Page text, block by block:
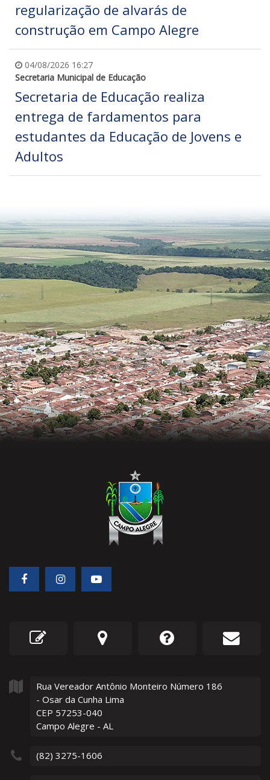
regularização de alvarás de
construção em Campo Alegre
04/08/2026 16:27
Secretaria Municipal de Educação
Secretaria de Educação realiza
entrega de fardamentos para
estudantes da Educação de Jovens e
Adultos
Rua Vereador Antônio Monteiro Número 186
- Osar da Cunha Lima
CEP 57253-040
Campo Alegre - AL
(82) 3275-1606